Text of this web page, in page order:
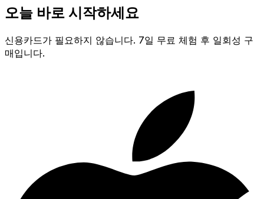
오늘 바로 시작하세요
신용카드가 필요하지 않습니다. 7일 무료 체험 후 일회성 구
매입니다.